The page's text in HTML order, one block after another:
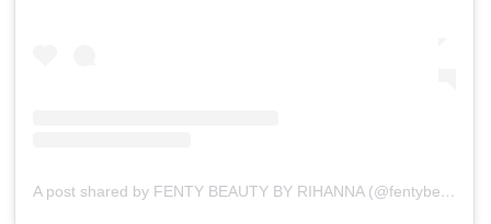
A post shared by FENTY BEAUTY BY RIHANNA (@fentybeauty)